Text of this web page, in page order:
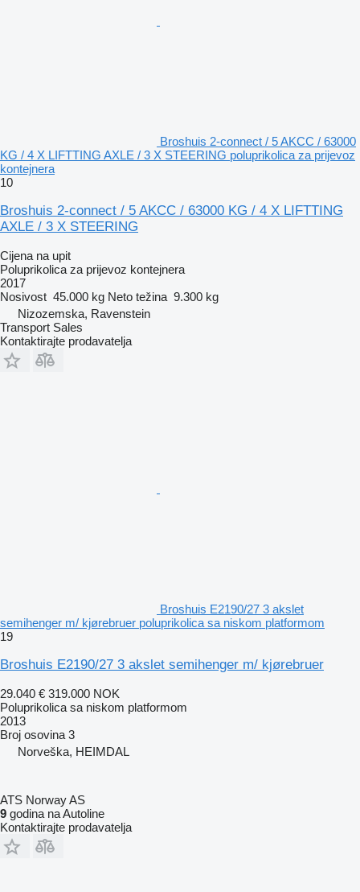
Broshuis 2-connect / 5 AKCC / 63000
KG / 4 X LIFTTING AXLE / 3 X STEERING poluprikolica za prijevoz
kontejnera
10
Broshuis 2-connect / 5 AKCC / 63000 KG / 4 X LIFTTING
AXLE / 3 X STEERING
Cijena na upit
Poluprikolica za prijevoz kontejnera
2017
Nosivost 45.000 kg Neto težina 9.300 kg
Nizozemska, Ravenstein
Transport Sales
Kontaktirajte prodavatelja
Broshuis E2190/27 3 akslet
semihenger m/ kjørebruer poluprikolica sa niskom platformom
19
Broshuis E2190/27 3 akslet semihenger m/ kjørebruer
29.040 € 319.000 NOK
Poluprikolica sa niskom platformom
2013
Broj osovina 3
Norveška, HEIMDAL
ATS Norway AS
9 godina na Autoline
Kontaktirajte prodavatelja